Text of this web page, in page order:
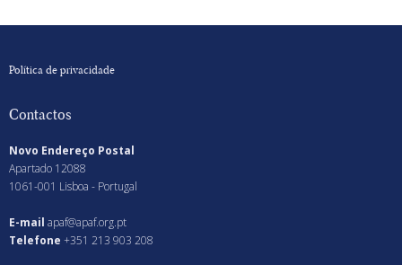
Política de privacidade
Contactos
Novo Endereço Postal
Apartado 12088
1061-001 Lisboa - Portugal
E-mail apaf@apaf.org.pt
Telefone +351 213 903 208